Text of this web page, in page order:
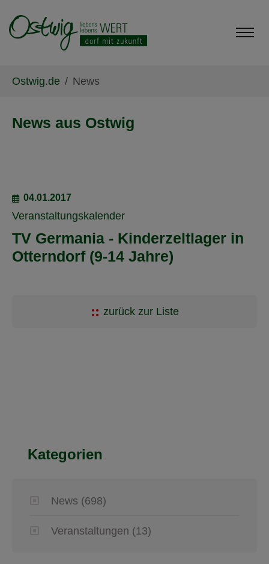
Ostwig.de News
News aus Ostwig
04.01.2017
Veranstaltungskalender
TV Germania - Kinderzeltlager in
Otterndorf (9-14 Jahre)
zurück zur Liste
Kategorien
News (698)
Veranstaltungen (13)